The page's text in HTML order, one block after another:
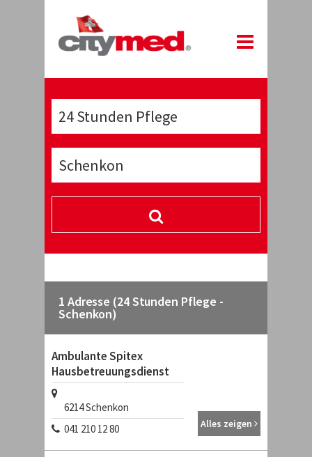
1 Adresse (24 Stunden Pflege -
Schenkon)
Ambulante Spitex
Hausbetreuungsdienst
6214Schenkon
041 210 12 80
Alles zeigen